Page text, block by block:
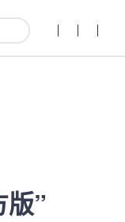
”-红利
”